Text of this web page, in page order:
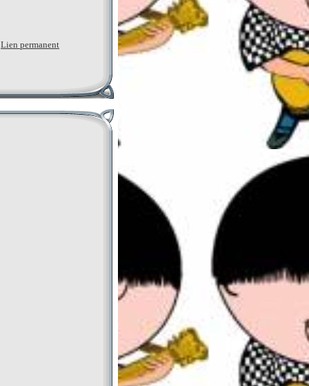
Lien permanent